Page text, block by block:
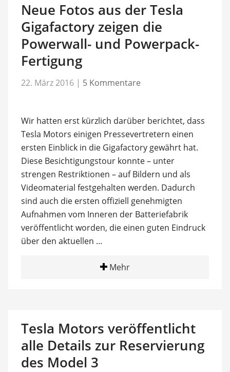
Neue Fotos aus der Tesla
Gigafactory zeigen die
Powerwall- und Powerpack-
Fertigung
22. März 2016 | 5 Kommentare
Wir hatten erst kürzlich darüber berichtet, dass
Tesla Motors einigen Pressevertretern einen
ersten Einblick in die Gigafactory gewährt hat.
Diese Besichtigungstour konnte – unter
strengen Restriktionen – auf Bildern und als
Videomaterial festgehalten werden. Dadurch
sind auch die ersten offiziell genehmigten
Aufnahmen vom Inneren der Batteriefabrik
veröffentlicht worden, die einen guten Eindruck
über den aktuellen …
Mehr
Tesla Motors veröffentlicht
alle Details zur Reservierung
des Model 3